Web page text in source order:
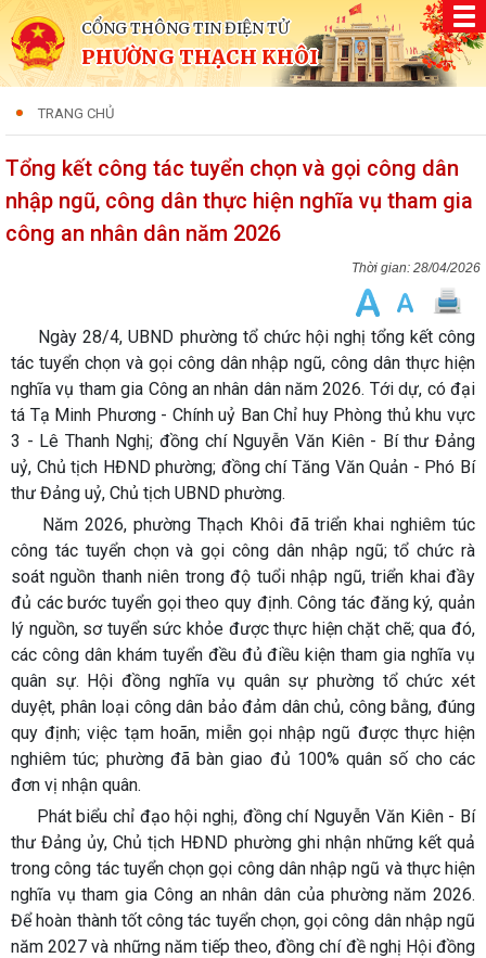
CỔNG THÔNG TIN ĐIỆN TỬ
PHƯỜNG THẠCH KHÔI
TRANG CHỦ
Tổng kết công tác tuyển chọn và gọi công dân
nhập ngũ, công dân thực hiện nghĩa vụ tham gia
công an nhân dân năm 2026
28/04/2026
Ngày 28/4, UBND phường tổ chức hội nghị tổng kết công
tác tuyển chọn và gọi công dân nhập ngũ, công dân thực hiện
nghĩa vụ tham gia Công an nhân dân năm 2026. Tới dự, có đại
tá Tạ Minh Phương - Chính uỷ Ban Chỉ huy Phòng thủ khu vực
3 - Lê Thanh Nghị; đồng chí Nguyễn Văn Kiên - Bí thư Đảng
uỷ, Chủ tịch HĐND phường; đồng chí Tăng Văn Quản - Phó Bí
thư Đảng uỷ, Chủ tịch UBND phường.
Năm 2026, phường Thạch Khôi đã triển khai nghiêm túc
công tác tuyển chọn và gọi công dân nhập ngũ; tổ chức rà
soát nguồn thanh niên trong độ tuổi nhập ngũ, triển khai đầy
đủ các bước tuyển gọi theo quy định. Công tác đăng ký, quản
lý nguồn, sơ tuyển sức khỏe được thực hiện chặt chẽ; qua đó,
các công dân khám tuyển đều đủ điều kiện tham gia nghĩa vụ
quân sự. Hội đồng nghĩa vụ quân sự phường tổ chức xét
duyệt, phân loại công dân bảo đảm dân chủ, công bằng, đúng
quy định; việc tạm hoãn, miễn gọi nhập ngũ được thực hiện
nghiêm túc; phường đã bàn giao đủ 100% quân số cho các
đơn vị nhận quân.
Phát biểu chỉ đạo hội nghị, đồng chí Nguyễn Văn Kiên - Bí
thư Đảng ủy, Chủ tịch HĐND phường ghi nhận những kết quả
trong công tác tuyển chọn gọi công dân nhập ngũ và thực hiện
nghĩa vụ tham gia Công an nhân dân của phường năm 2026.
Để hoàn thành tốt công tác tuyển chọn, gọi công dân nhập ngũ
năm 2027 và những năm tiếp theo, đồng chí đề nghị Hội đồng